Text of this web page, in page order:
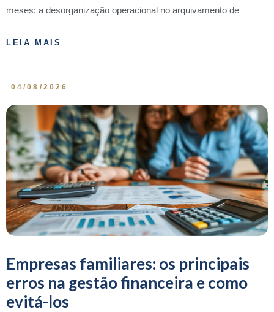
meses: a desorganização operacional no arquivamento de
LEIA MAIS
Empresas familiares: os principais
erros na gestão financeira e como
evitá-los
04/08/2026